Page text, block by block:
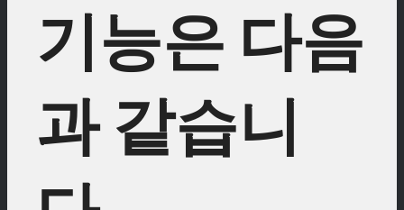
기능은 다음
과 같습니